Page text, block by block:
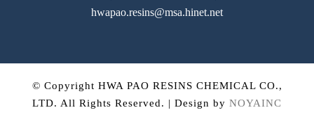
hwapao.resins@msa.hinet.net
© Copyright HWA PAO RESINS CHEMICAL CO.,
LTD. All Rights Reserved. | Design by NOYAINC